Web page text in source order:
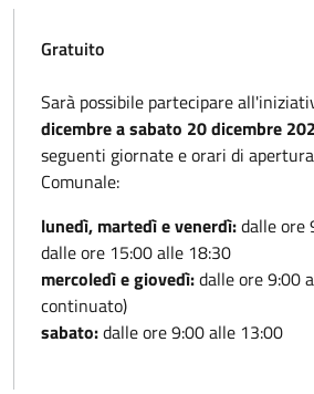
Gratuito
Sarà possibile partecipare
dicembre a sabato 20 dicembre
seguenti giornate e orari di
Comunale:
lunedì, martedì e venerdì:dalle ore
dalle ore 15:00 alle 18:30
mercoledì e giovedì:dalle ore 9:00
continuato)
sabato:dalle ore 9:00 alle 13:00